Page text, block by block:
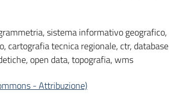
sistema informativo geografico,
cartografia tecnica regionale, ctr, database
open data, topografia, wms
- Attribuzione)